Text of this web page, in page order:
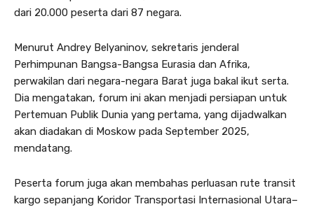
dari 20.000 peserta dari 87 negara.
Menurut Andrey Belyaninov, sekretaris jenderal
Perhimpunan Bangsa-Bangsa Eurasia dan Afrika,
perwakilan dari negara-negara Barat juga bakal ikut serta.
Dia mengatakan, forum ini akan menjadi persiapan untuk
Pertemuan Publik Dunia yang pertama, yang dijadwalkan
akan diadakan di Moskow pada September 2025,
mendatang.
Peserta forum juga akan membahas perluasan rute transit
kargo sepanjang Koridor Transportasi Internasional Utara–